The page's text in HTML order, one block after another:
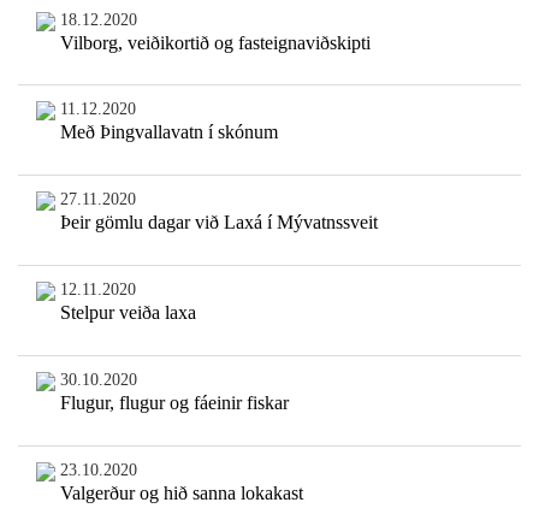
18.12.2020
Vilborg, veiðikortið og fasteignaviðskipti
11.12.2020
Með Þingvallavatn í skónum
27.11.2020
Þeir gömlu dagar við Laxá í Mývatnssveit
12.11.2020
Stelpur veiða laxa
30.10.2020
Flugur, flugur og fáeinir fiskar
23.10.2020
Valgerður og hið sanna lokakast